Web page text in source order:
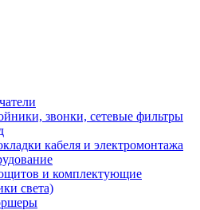
звонки, сетевые фильтры
кабеля и электромонтажа
и комплектующие
света)